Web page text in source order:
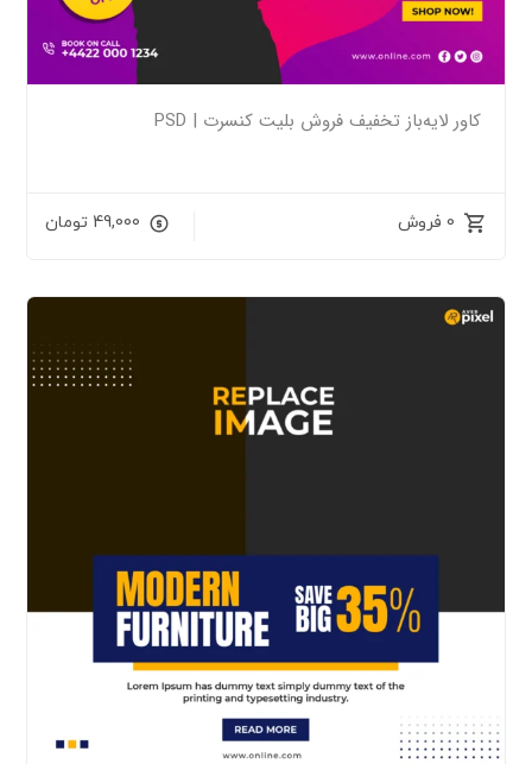
کاور لایه‌باز تخفیف فروش بلیت کنسرت | PSD
0 فروش 49,000 تومان